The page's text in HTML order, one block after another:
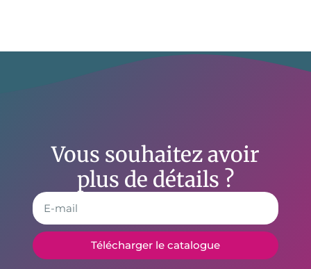
Vous souhaitez avoir
plus de détails ?
Télécharger le catalogue